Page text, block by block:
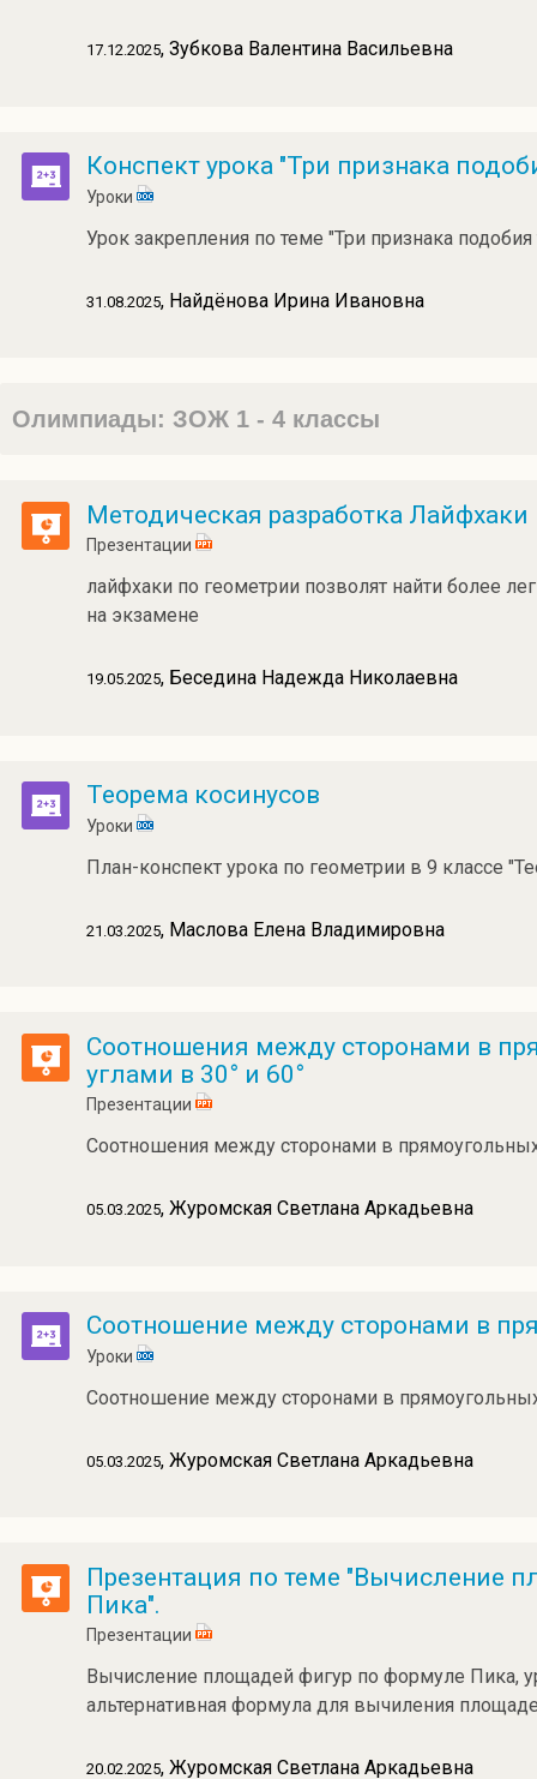
17.12.2025, Зубкова Валентина Васильевна
Конспект урока "Три признака
Уроки
Урок закрепления по теме "Три признака
31.08.2025, Найдёнова Ирина Ивановна
Олимпиады: ЗОЖ 1 - 4 классы
Методическая разработка
Презентации
лайфхаки по геометрии позволят найти более
на экзамене
19.05.2025, Беседина Надежда Николаевна
Теорема косинусов
Уроки
План-конспект урока по геометрии в 9 классе
21.03.2025, Маслова Елена Владимировна
Соотношения между сторонами в
углами в 30° и 60°
Презентации
Соотношения между сторонами в прямоугольных
05.03.2025, Журомская Светлана Аркадьевна
Соотношение между сторонами в
Уроки
Соотношение между сторонами в прямоугольных
05.03.2025, Журомская Светлана Аркадьевна
Презентация по теме "Вычисление
Пика".
Презентации
Вычисление площадей фигур по формуле Пика,
альтернативная формула для вычиления
20.02.2025, Журомская Светлана Аркадьевна